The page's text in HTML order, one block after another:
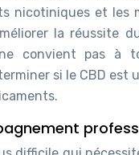
nicotiniques et les
la réussite
convient pas à
si le CBD